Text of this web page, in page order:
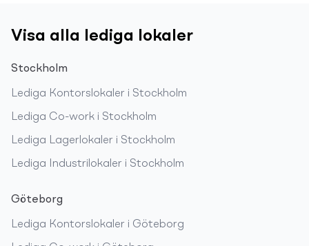
Visa alla lediga lokaler
Stockholm
Lediga Kontorslokaler i Stockholm
Lediga Co-work i Stockholm
Lediga Lagerlokaler i Stockholm
Lediga Industrilokaler i Stockholm
Göteborg
Lediga Kontorslokaler i Göteborg